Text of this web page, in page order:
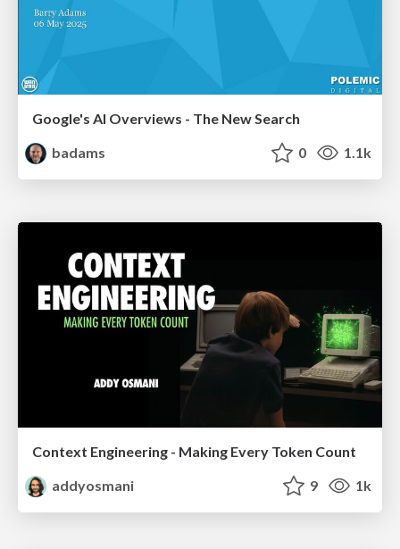
Google's AI Overviews - The New Search
badams
0 1.1k
Context Engineering - Making Every Token Count
addyosmani
9 1k